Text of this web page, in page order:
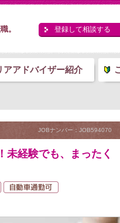
。 登録して相談する
アアドバイザー紹介
JOBナンバー：JOB594070
未経験でも、まったく